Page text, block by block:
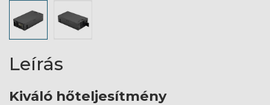
Leírás
Kiváló hőteljesítmény